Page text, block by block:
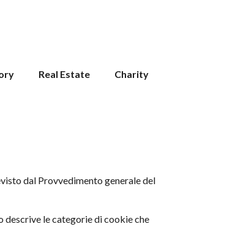
Real Estate Charity
dal Provvedimento generale del
descrive le categorie di cookie che